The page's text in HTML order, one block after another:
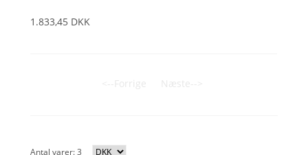
1.833,45 DKK
<--Forrige Næste-->
Antal varer: 3